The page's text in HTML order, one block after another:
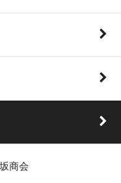
商会